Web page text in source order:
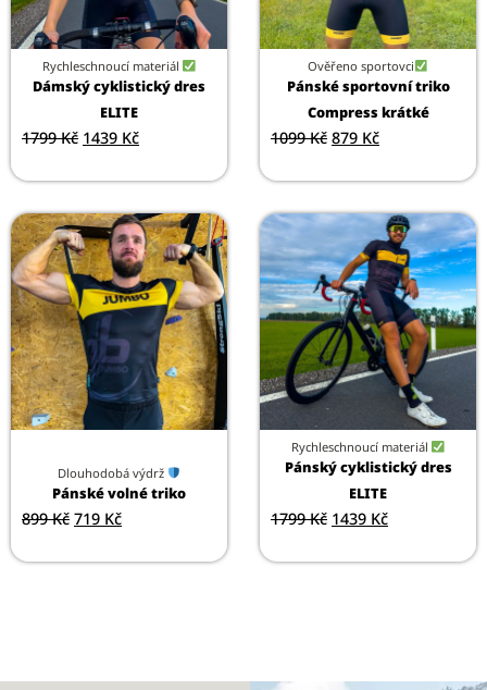
Rychleschnoucí materiál
Dámský cyklistický dres
ELITE
1799Kč 1439 Kč
Ověřeno sportovci
Pánské sportovní triko
Compress krátké
1099Kč 879 Kč
Dlouhodobá výdrž
Pánské volné triko
899Kč 719 Kč
Rychleschnoucí materiál
Pánský cyklistický dres
ELITE
1799Kč 1439 Kč